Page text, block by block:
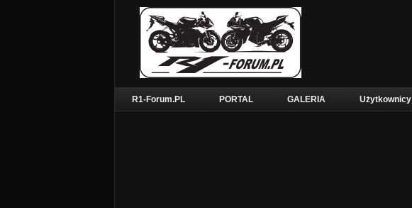
R1-Forum.PL PORTAL GALERIA Użytkownicy